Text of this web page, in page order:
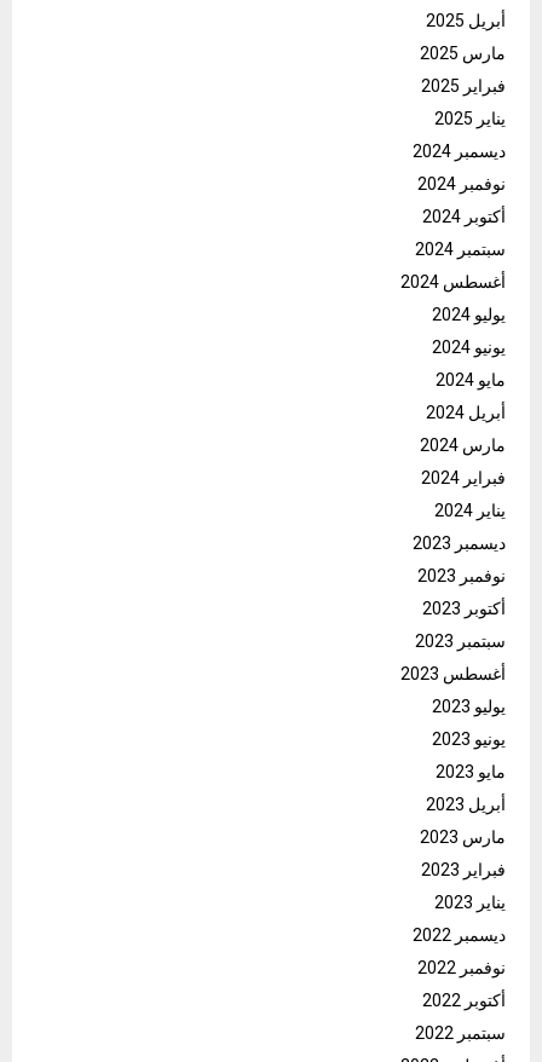
أبريل 2025
مارس 2025
فبراير 2025
يناير 2025
ديسمبر 2024
نوفمبر 2024
أكتوبر 2024
سبتمبر 2024
أغسطس 2024
يوليو 2024
يونيو 2024
مايو 2024
أبريل 2024
مارس 2024
فبراير 2024
يناير 2024
ديسمبر 2023
نوفمبر 2023
أكتوبر 2023
سبتمبر 2023
أغسطس 2023
يوليو 2023
يونيو 2023
مايو 2023
أبريل 2023
مارس 2023
فبراير 2023
يناير 2023
ديسمبر 2022
نوفمبر 2022
أكتوبر 2022
سبتمبر 2022